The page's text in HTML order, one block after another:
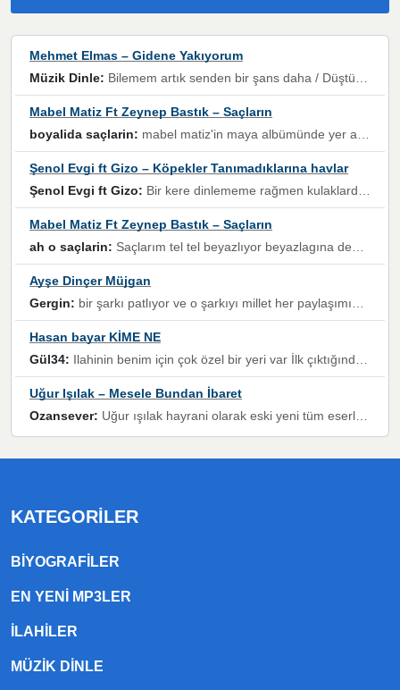
Mehmet Elmas – Gidene Yakıyorum
Müzik Dinle: Bilemem artık senden bir şans daha / Düştüğün zaman ben olmayacağım yanında” dizeleri, artık geçmişin tekrarına izin verilmeyeceğini, kişisel sınırların çizildiğini gösteriyor.
Mabel Matiz Ft Zeynep Bastık – Saçların
boyalida saçlarin: mabel matiz'in maya albümünde yer alan güzellerden. parça da şarkı hani! müzikal altyapısına vurulduğum, sözlerinde kaybolduğum bir parça olmuş.
Şenol Evgi ft Gizo – Köpekler Tanımadıklarına havlar
Şenol Evgi ft Gizo: Bir kere dinlememe rağmen kulaklardan gitmiyor sen sen sen sen kurban ol sen sen sen sen hayran ol yükses ses müzik dinleme sebebisiniz canlar bomba gibi patladınız maşallah
Mabel Matiz Ft Zeynep Bastık – Saçların
ah o saçlarin: Saçlarım tel tel beyazlıyor beyazlagına degil yanımda sen yoksun ona üzülüyorum günler bir bir geçiyor geçen günlere değil sensiz geçen günlere darılıyorum,Dinledikce asla kavusamayacagim ama asla unutamicagim sevdiğim adam için yanar içim
Ayşe Dinçer Müjgan
Gergin: bir şarkı patlıyor ve o şarkıyı millet her paylaşımın altına koyuyor ve öyle bir durum hal alıyor ki şarkıyı dinlemeden şarkıdan bikıyorsun Ama bu enteresan bir şekilde dillere dolanıyor millet olarak seviyoruz dertlerle boğuşurken bir yandan da göbek atmayi))) diyeceklerim bu kadar güzel hoş bir sayfa emeğinize sağlık arkadaşlar kolay gelsin
Hasan bayar KİME NE
Gül34: Ilahinin benim için çok özel bir yeri var İlk çıktığında komşum ne kadar yüksek sesle dinliyorsa orada duymuştum ve YouTube'dan aratıp Bu ilahiyi bulmuştum ve sonra müdavimi oldum günlük Ben de 3-5 kere dinleyip ezberleyip artık ilahiye bende eşlik ediyorum yüksek sesle Allah razı olsun hizmet nimettir Rabbim sizin zahmetlerinize de hayırlı nimetler versin Selam ve dua ile Allah'a emanet olun
Uğur Işılak – Mesele Bundan İbaret
Ozansever: Uğur ışılak hayrani olarak eski yeni tüm eserlerini keyifle huzurla dinleyenlerden birisiyim, emeğine saygı duyan gönül veren bunu en güzel şekilde sevenlerine ulaştıran siz değerli sayfa yöneticilerine de teşekkür ederim
KATEGORILER
BIYOGRAFILER
EN YENI MP3LER
ILAHILER
MÜZIK DINLE